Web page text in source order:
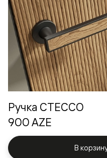
Ручка СТЕССО
900 AZE
В